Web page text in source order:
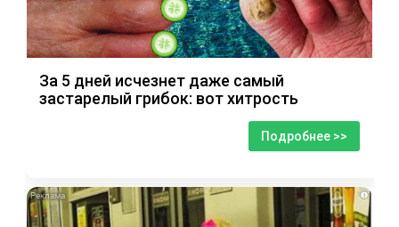
За 5 дней исчезнет даже самый
застарелый грибок: вот хитрость
Подробнее >>
i